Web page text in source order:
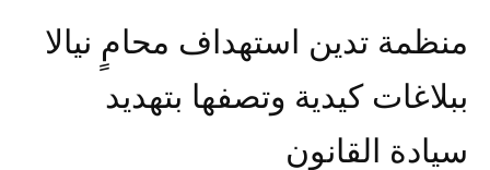
منظمة تدين استهداف محامٍ نيالا
ببلاغات كيدية وتصفها بتهديد
سيادة القانون